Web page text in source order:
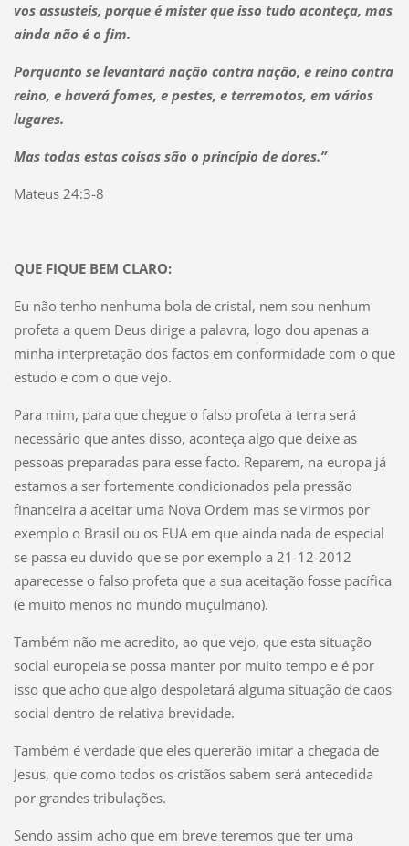
vos assusteis, porque é mister que isso tudo aconteça, mas
ainda não é o fim.
Porquanto se levantará nação contra nação, e reino contra
reino, e haverá fomes, e pestes, e terremotos, em vários
lugares.
Mas todas estas coisas são o princípio de dores.”
Mateus 24:3-8
QUE FIQUE BEM CLARO:
Eu não tenho nenhuma bola de cristal, nem sou nenhum
profeta a quem Deus dirige a palavra, logo dou apenas a
minha interpretação dos factos em conformidade com o que
estudo e com o que vejo.
Para mim, para que chegue o falso profeta à terra será
necessário que antes disso, aconteça algo que deixe as
pessoas preparadas para esse facto. Reparem, na europa já
estamos a ser fortemente condicionados pela pressão
financeira a aceitar uma Nova Ordem mas se virmos por
exemplo o Brasil ou os EUA em que ainda nada de especial
se passa eu duvido que se por exemplo a 21-12-2012
aparecesse o falso profeta que a sua aceitação fosse pacífica
(e muito menos no mundo muçulmano).
Também não me acredito, ao que vejo, que esta situação
social europeia se possa manter por muito tempo e é por
isso que acho que algo despoletará alguma situação de caos
social dentro de relativa brevidade.
Também é verdade que eles quererão imitar a chegada de
Jesus, que como todos os cristãos sabem será antecedida
por grandes tribulações.
Sendo assim acho que em breve teremos que ter uma